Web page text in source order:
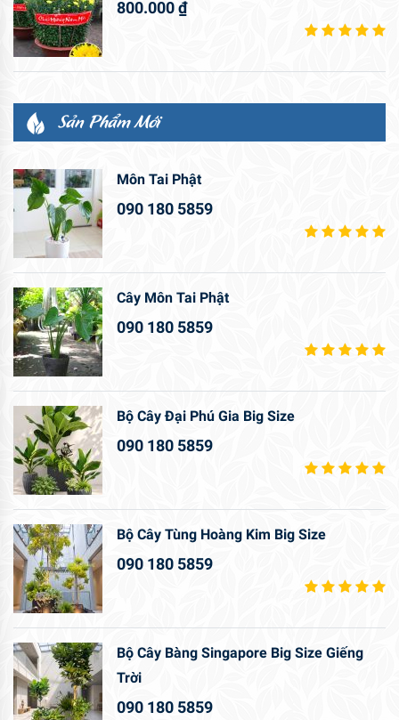
800.000₫
Sản Phẩm Mới
Môn Tai Phật
090 180 5859
Cây Môn Tai Phật
090 180 5859
Bộ Cây Đại Phú Gia Big Size
090 180 5859
Bộ Cây Tùng Hoàng Kim Big Size
090 180 5859
Bộ Cây Bàng Singapore Big Size Giếng
Trời
090 180 5859